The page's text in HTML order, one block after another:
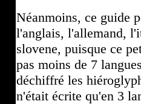
Néanmoins, ce guide
l'anglais, l'allemand,
slovene, puisque ce
pas moins de 7
déchiffré les
n'était écrite qu'en 3